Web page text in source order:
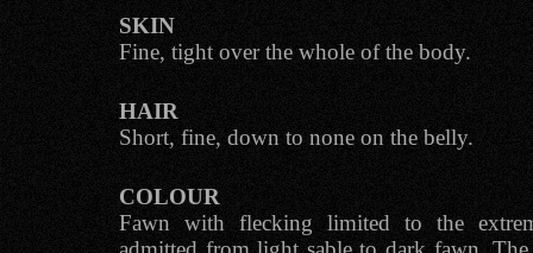
SKIN
Fine, tight over the whole of the body.
HAIR
Short, fine, down to none on the belly.
COLOUR
Fawn with flecking limited to the